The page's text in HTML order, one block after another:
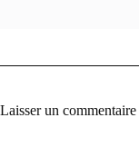
Laisser un commentaire